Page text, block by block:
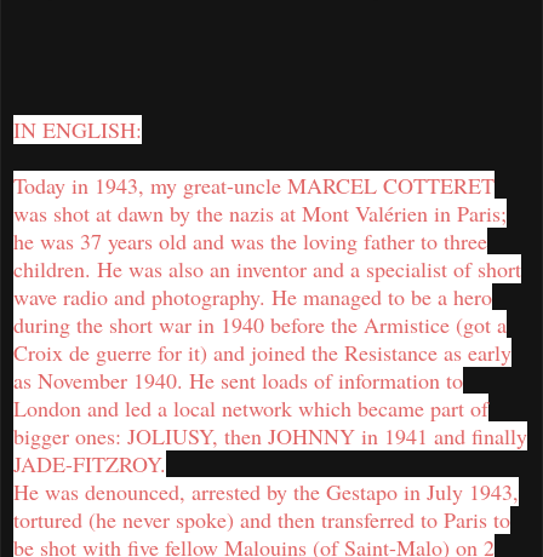
IN ENGLISH:
Today in 1943, my great-uncle MARCEL COTTERET
was shot at dawn by the nazis at Mont Valérien in Paris;
he was 37 years old and was the loving father to three
children. He was also an inventor and a specialist of short
wave radio and photography. He managed to be a hero
during the short war in 1940 before the Armistice (got a
Croix de guerre for it) and joined the Resistance as early
as November 1940. He sent loads of information to
London and led a local network which became part of
bigger ones: JOLIUSY, then JOHNNY in 1941 and finally
JADE-FITZROY.
He was denounced, arrested by the Gestapo in July 1943,
tortured (he never spoke) and then transferred to Paris to
be shot with five fellow Malouins (of Saint-Malo) on 2